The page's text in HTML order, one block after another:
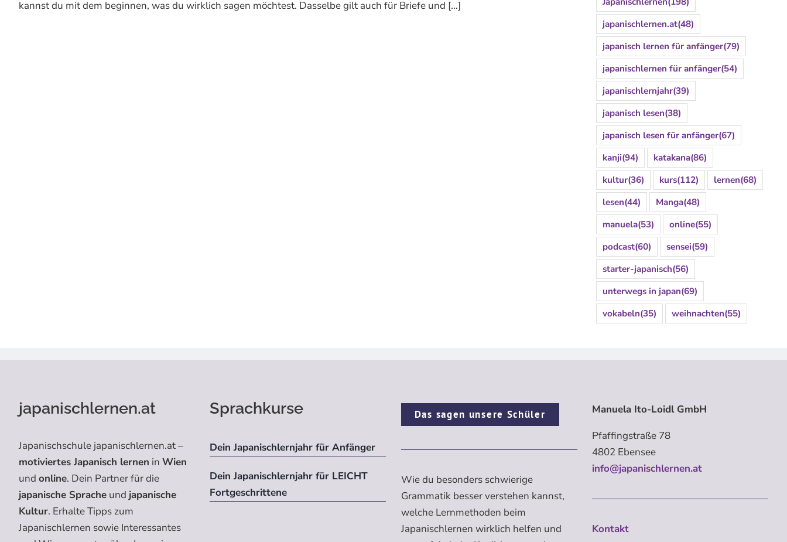
kannst du mit dem beginnen, was du wirklich sagen möchtest. Dasselbe gilt auch für Briefe und [...]
japanischlernen.at(48)
japanisch lernen für anfänger(79)
japanischlernen für anfänger(54)
japanischlernjahr(39)
japanisch lesen(38)
japanisch lesen für anfänger(67)
kanji(94) katakana(86)
kultur(36) kurs(112) lernen(68)
lesen(44) Manga(48)
manuela(53) online(55)
podcast(60) sensei(59)
starter-japanisch(56)
unterwegs in japan(69)
vokabeln(35) weihnachten(55)
japanischlernen.at
Japanischschule japanischlernen.at –
motiviertes Japanisch lernen in Wien
und online. Dein Partner für die
japanische Spracheund japanische
Kultur. Erhalte Tipps zum
Japanischlernen sowie Interessantes
Sprachkurse
Dein Japanischlernjahr für Anfänger
Dein Japanischlernjahr für LEICHT
Fortgeschrittene
Das sagen unsere Schüler
Wie du besonders schwierige
Grammatik besser verstehen kannst,
welche Lernmethoden beim
Japanischlernen wirklich helfen und
Manuela Ito-Loidl GmbH
Pfaffingstraße 78
4802 Ebensee
info@japanischlernen.at
Kontakt